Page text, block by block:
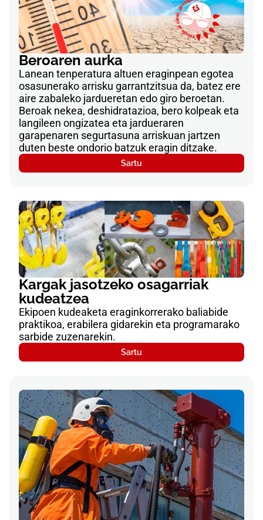
Beroaren aurka
Lanean tenperatura altuen eraginpean egotea
osasunerako arrisku garrantzitsua da, batez ere
aire zabaleko jardueretan edo giro beroetan.
Beroak nekea, deshidratazioa, bero kolpeak eta
langileen ongizatea eta jardueraren
garapenaren segurtasuna arriskuan jartzen
duten beste ondorio batzuk eragin ditzake.
Sartu
Kargak jasotzeko osagarriak
kudeatzea
Ekipoen kudeaketa eraginkorrerako baliabide
praktikoa, erabilera gidarekin eta programarako
sarbide zuzenarekin.
Sartu